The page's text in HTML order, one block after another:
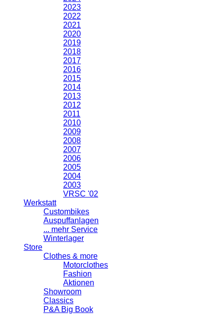
2023
2022
2021
2020
2019
2018
2017
2016
2015
2014
2013
2012
2011
2010
2009
2008
2007
2006
2005
2004
2003
VRSC '02
Werkstatt
Custombikes
Auspuffanlagen
... mehr Service
Winterlager
Store
Clothes & more
Motorclothes
Fashion
Aktionen
Showroom
Classics
P&A Big Book